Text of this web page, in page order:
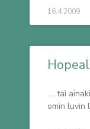
16.4.2009
…. tai
omin luvin